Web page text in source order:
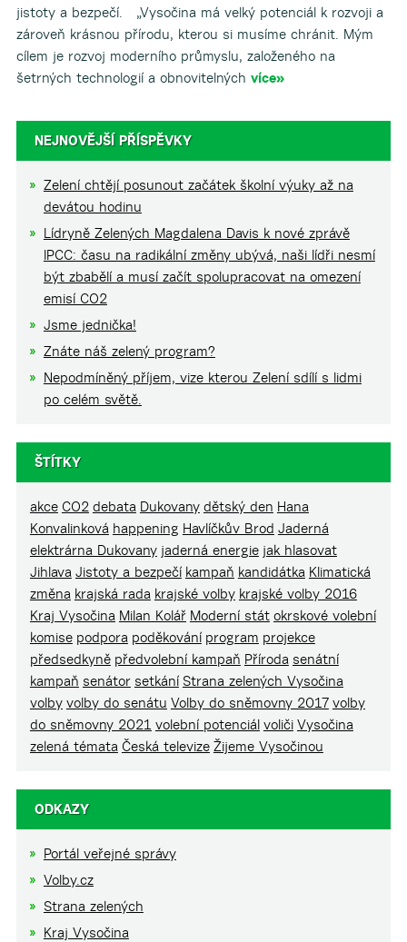
jistoty a bezpečí. „Vysočina má velký potenciál k rozvoji a
zároveň krásnou přírodu, kterou si musíme chránit. Mým
cílem je rozvoj moderního průmyslu, založeného na
šetrných technologií a obnovitelných více»
NEJNOVĚJŠÍ PŘÍSPĚVKY
Zelení chtějí posunout začátek školní výuky až na
devátou hodinu
Lídryně Zelených Magdalena Davis k nové zprávě
IPCC: času na radikální změny ubývá, naši lídři nesmí
být zbabělí a musí začít spolupracovat na omezení
emisí CO2
Jsme jednička!
Znáte náš zelený program?
Nepodmíněný příjem, vize kterou Zelení sdílí s lidmi
po celém světě.
ŠTÍTKY
akce CO2 debata Dukovany dětský den Hana
Konvalinková happening Havlíčkův Brod Jaderná
elektrárna Dukovany jaderná energie jak hlasovat
Jihlava Jistoty a bezpečí kampaň kandidátka Klimatická
změna krajská rada krajské volby krajské volby 2016
Kraj Vysočina Milan Kolář Moderní stát okrskové volební
komise podpora poděkování program projekce
předsedkyně předvolební kampaň Příroda senátní
kampaň senátor setkání Strana zelených Vysočina
volby volby do senátu Volby do sněmovny 2017 volby
do sněmovny 2021 volební potenciál voliči Vysočina
zelená témata Česká televize Žijeme Vysočinou
ODKAZY
Portál veřejné správy
Volby.cz
Strana zelených
Kraj Vysočina